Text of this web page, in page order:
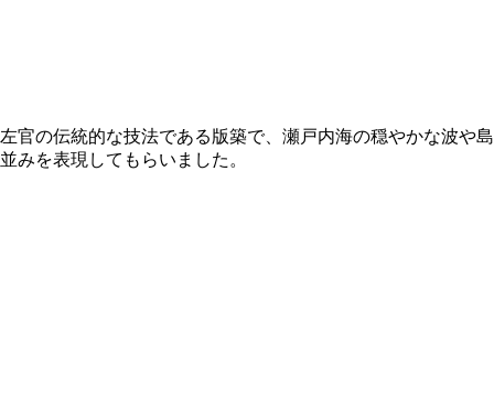
左官の伝統的な技法である版築で、瀬戸内海の穏やかな波や島
並みを表現してもらいました。